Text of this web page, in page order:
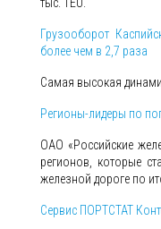
Грузооборот
более чем в 2,7 раза
Самая высокая
Регионы-лидеры по
ОАО «Российские
регионов, которые
железной дороге по
Сервис ПОРТСТАТ